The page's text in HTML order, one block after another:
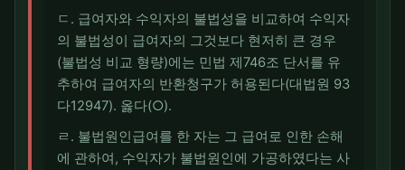
ㄷ. 급여자와 수익자의 불법성을 비교하여 수익자
의 불법성이 급여자의 그것보다 현저히 큰 경우
(불법성 비교 형량)에는 민법 제746조 단서를 유
추하여 급여자의 반환청구가 허용된다(대법원 93
다12947). 옳다(○).
ㄹ. 불법원인급여를 한 자는 그 급여로 인한 손해
에 관하여, 수익자가 불법원인에 가공하였다는 사